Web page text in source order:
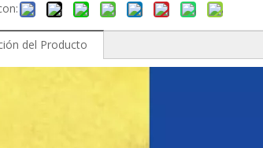
del Producto